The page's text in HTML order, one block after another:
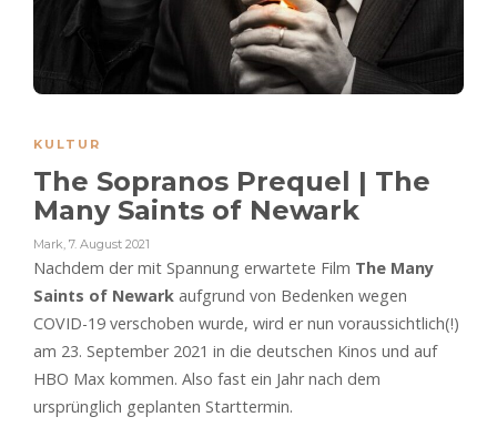
KULTUR
The Sopranos Prequel | The
Many Saints of Newark
Mark, 7. August 2021
Nachdem der mit Spannung erwartete Film The Many
Saints of Newark aufgrund von Bedenken wegen
COVID-19 verschoben wurde, wird er nun voraussichtlich(!)
am 23. September 2021 in die deutschen Kinos und auf
HBO Max kommen. Also fast ein Jahr nach dem
ursprünglich geplanten Starttermin.